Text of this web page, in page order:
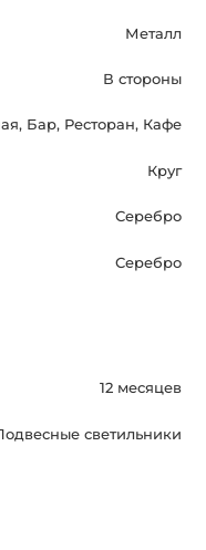
предложением для
MIRROR
интерьере.
Металл
В стороны
Бар, Ресторан, Кафе
Круг
Серебро
Серебро
12 месяцев
светильники